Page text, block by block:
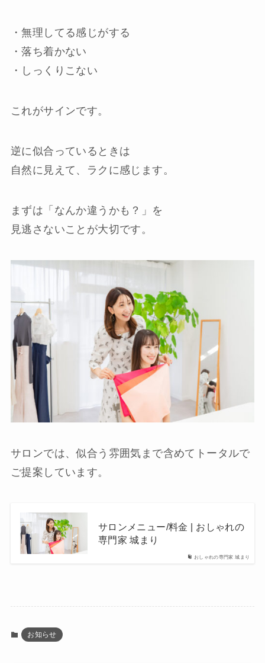
・無理してる感じがする
・落ち着かない
・しっくりこない
これがサインです。
逆に似合っているときは
自然に見えて、ラクに感じます。
まずは「なんか違うかも？」を
見逃さないことが大切です。
サロンでは、似合う雰囲気まで含めてトータルで
ご提案しています。
おしゃれの専門家 城まり
サロンメニュー/料金 | おしゃれの
専門家 城まり
お知らせ